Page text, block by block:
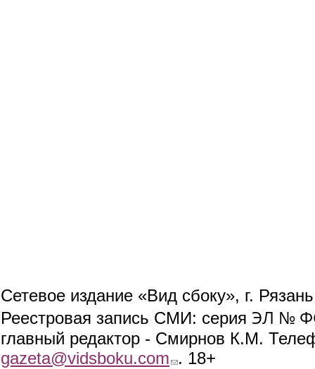
Сетевое издание «Вид сбоку», г.
Реестровая запись СМИ: серия ЭЛ №
главный редактор - Смирнов К.М.
gazeta@vidsboku.com (link sends e-mail)
. 18+